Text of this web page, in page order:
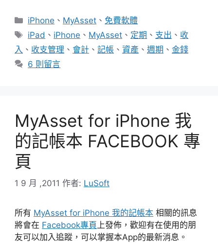
分
類
iPhone 、 MyAsset 、 免費軟體
標
籤
iPad 、 iPhone 、 MyAsset 、 定期 、 支出 、 收
入 、 收支管理 、 會計 、 記帳 、 資產 、 週期 、 金錢
6 則留言
MyAsset for iPhone 我
的記帳本 FACEBOOK 專
頁
1 9 月 ,2011 作者: LuSoft
所有 MyAsset for iPhone 我的記帳本 相關的訊息
將會在 Facebook專頁 上發佈，歡迎有在使用的朋
友可以加入追蹤，可以掌握本App的最新消息。